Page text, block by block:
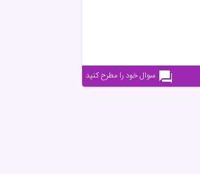
سوال خود را مطرح کنید